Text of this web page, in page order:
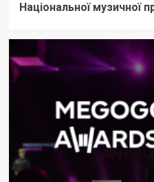
Національної музичної